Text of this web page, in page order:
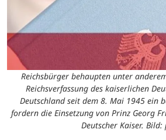
Reichsbürger behaupten unter
Reichsverfassung des kaiserlichen
Deutschland seit dem 8. Mai 1945 ein
fordern die Einsetzung von Prinz Georg
Deutscher Kaiser. Bild: